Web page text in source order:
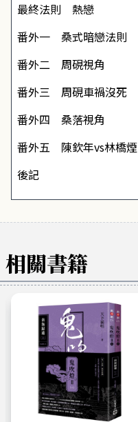
最終法則 熱戀
番外一 桑式暗戀法則
番外二 周硯視角
番外三 周硯車禍沒死
番外四 桑落視角
番外五 陳欽年vs林橋煙
後記
相關書籍